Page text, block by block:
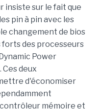
insiste sur le fait que
pin à pin avec les
changement de bios
des processeurs
Power
deux
d'économiser
mémoire et